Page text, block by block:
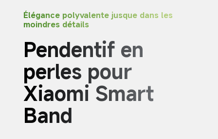
Élégance polyvalente jusque dans les
moindres détails
Pendentif en
perles pour
Xiaomi Smart
Band